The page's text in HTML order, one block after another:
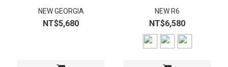
NEW GEORGIA
NT$5,680
NEW R6
NT$6,580